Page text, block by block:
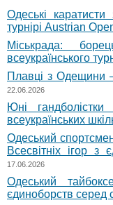
Одеські
турнірі Austrian
Міськрада:
всеукраїнського
Плавці з Одещини
22.06.2026
Юні
всеукраїнських
Одеський
Всесвітніх ігор з
17.06.2026
Одеський
єдиноборств серед